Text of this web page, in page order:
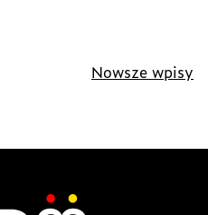
Nowsze wpisy